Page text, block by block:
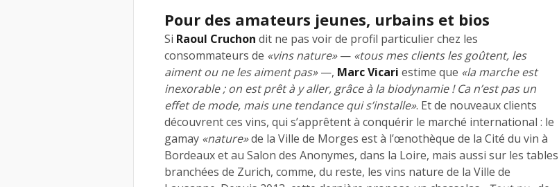
Pour des amateurs jeunes, urbains et bios
Si Raoul Cruchon dit ne pas voir de profil particulier chez les
consommateurs de «vins nature»— «tous mes clients les goûtent, les
aiment ou ne les aiment pas»—, Marc Vicari estime que «la marche est
inexorable ; on est prêt à y aller, grâce à la biodynamie ! Ca n’est pas un
effet de mode, mais une tendance qui s’installe». Et de nouveaux clients
découvrent ces vins, qui s’apprêtent à conquérir le marché international : le
gamay «nature»de la Ville de Morges est à l’œnothèque de la Cité du vin à
Bordeaux et au Salon des Anonymes, dans la Loire, mais aussi sur les tables
branchées de Zurich, comme, du reste, les vins nature de la Ville de